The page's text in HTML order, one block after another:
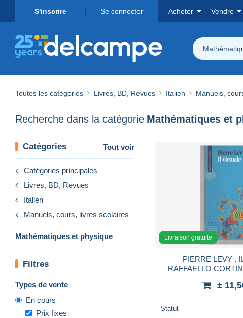
S'inscrire Se connecter Acheter Vendre
Toutes les catégories Livres, BD, Revues Italien Manuels,
Recherche dans la catégorie Mathématiques et
Catégories Tout voir
Catégories principales
Livres, BD, Revues
Italien
Manuels, cours, livres scolaires
Mathématiques et physique
Filtres
Types de vente
En cours
Prix fixes
Livraison gratuite
PIERRE LEVY ,
RAFFAELLO
±
Statut